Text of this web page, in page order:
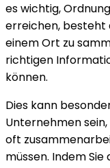
es wichtig,
erreichen, besteht
einem Ort zu
richtigen
können.
Dies kann
Unternehmen
oft
müssen. Indem